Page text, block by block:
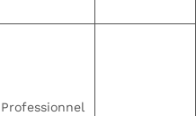
Professionnel